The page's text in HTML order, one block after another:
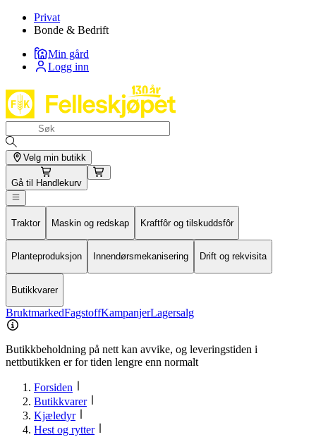
Privat
Bonde & Bedrift
Min gård
Logg inn
Velg min butikk
Gå til Handlekurv
Traktor Maskin og redskap Kraftfôr og tilskuddsfôr
Planteproduksjon Innendørsmekanisering Drift og rekvisita
Butikkvarer
BruktmarkedFagstoffKampanjerLagersalg
Butikkbeholdning på nett kan avvike, og leveringstiden i
nettbutikken er for tiden lengre enn normalt
Forsiden
Butikkvarer
Kjæledyr
Hest og rytter